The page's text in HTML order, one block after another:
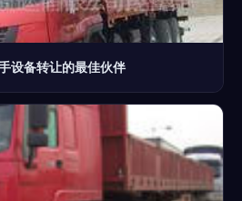
设备转让的最佳伙伴